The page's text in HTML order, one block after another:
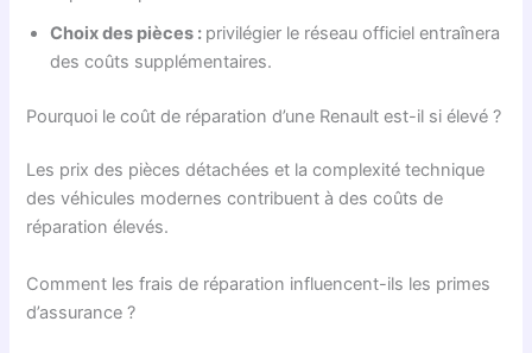
Choix des pièces : privilégier le réseau officiel entraînera
des coûts supplémentaires.
Pourquoi le coût de réparation d’une Renault est-il si élevé ?
Les prix des pièces détachées et la complexité technique
des véhicules modernes contribuent à des coûts de
réparation élevés.
Comment les frais de réparation influencent-ils les primes
d’assurance ?